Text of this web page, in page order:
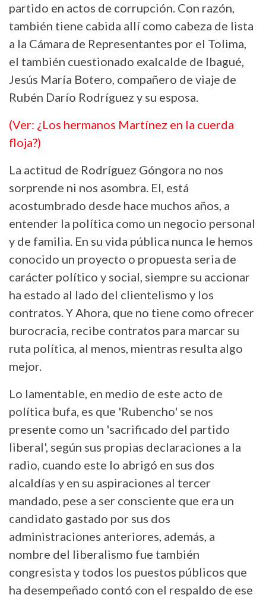
partido en actos de corrupción. Con razón,
también tiene cabida allí como cabeza de lista
a la Cámara de Representantes por el Tolima,
el también cuestionado exalcalde de Ibagué,
Jesús María Botero, compañero de viaje de
Rubén Darío Rodríguez y su esposa.
(Ver: ¿Los hermanos Martínez en la cuerda
floja?)
La actitud de Rodríguez Góngora no nos
sorprende ni nos asombra. El, está
acostumbrado desde hace muchos años, a
entender la política como un negocio personal
y de familia. En su vida pública nunca le hemos
conocido un proyecto o propuesta seria de
carácter político y social, siempre su accionar
ha estado al lado del clientelismo y los
contratos. Y Ahora, que no tiene como ofrecer
burocracia, recibe contratos para marcar su
ruta política, al menos, mientras resulta algo
mejor.
Lo lamentable, en medio de este acto de
política bufa, es que 'Rubencho' se nos
presente como un 'sacrificado del partido
liberal', según sus propias declaraciones a la
radio, cuando este lo abrigó en sus dos
alcaldías y en su aspiraciones al tercer
mandado, pese a ser consciente que era un
candidato gastado por sus dos
administraciones anteriores, además, a
nombre del liberalismo fue también
congresista y todos los puestos públicos que
ha desempeñado contó con el respaldo de ese